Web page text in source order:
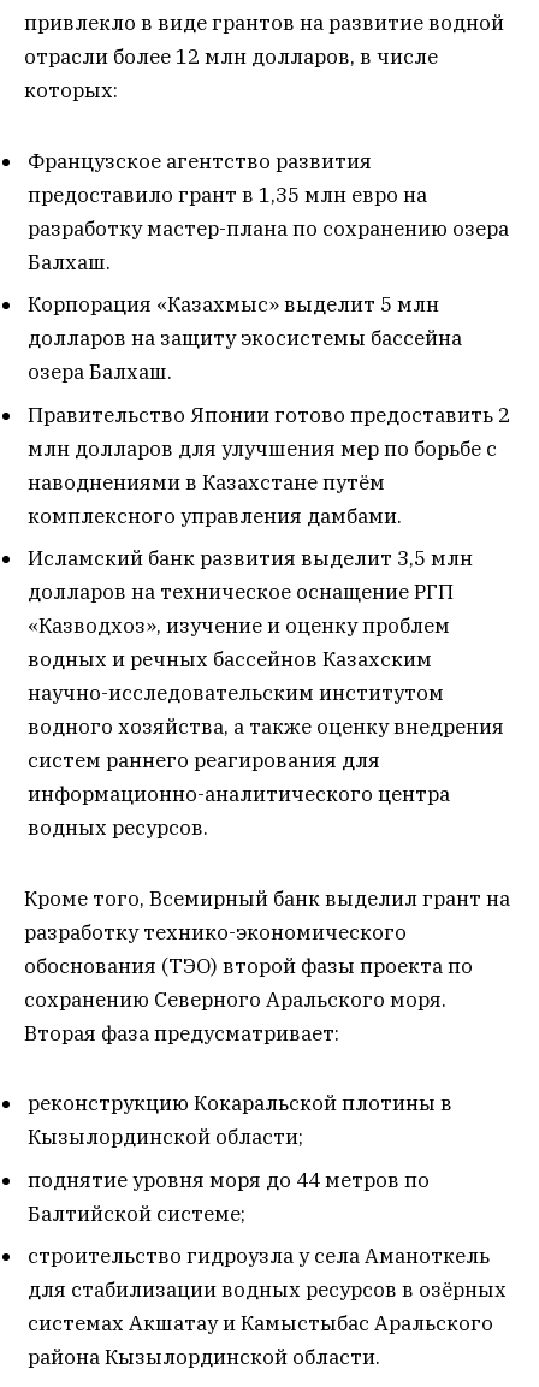
привлекло в виде грантов на развитие водной
отрасли более 12 млн долларов, в числе
которых:
Французское агентство развития
предоставило грант в 1,35 млн евро на
разработку мастер-плана по сохранению озера
Балхаш.
Корпорация «Казахмыс» выделит 5 млн
долларов на защиту экосистемы бассейна
озера Балхаш.
Правительство Японии готово предоставить 2
млн долларов для улучшения мер по борьбе с
наводнениями в Казахстане путём
комплексного управления дамбами.
Исламский банк развития выделит 3,5 млн
долларов на техническое оснащение РГП
«Казводхоз», изучение и оценку проблем
водных и речных бассейнов Казахским
научно-исследовательским институтом
водного хозяйства, а также оценку внедрения
систем раннего реагирования для
информационно-аналитического центра
водных ресурсов.
Кроме того, Всемирный банк выделил грант на
разработку технико-экономического
обоснования (ТЭО) второй фазы проекта по
сохранению Северного Аральского моря.
Вторая фаза предусматривает:
реконструкцию Кокаральской плотины в
Кызылординской области;
поднятие уровня моря до 44 метров по
Балтийской системе;
строительство гидроузла у села Аманоткель
для стабилизации водных ресурсов в озёрных
системах Акшатау и Камыстыбас Аральского
района Кызылординской области.